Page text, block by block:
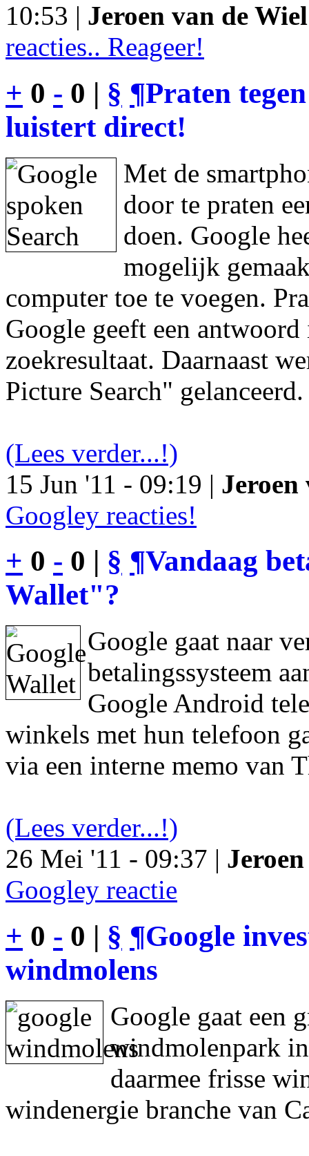
10:53 | Jeroen van de Wiel
reacties.. Reageer!
+ 0 - 0 | § ¶Praten
luistert direct!
Met de
door te praten
doen. Google
mogelijk
computer toe te voegen.
Google geeft een
zoekresultaat. Daarnaast
Picture Search" gelanceerd.
(Lees verder...!)
15 Jun '11 - 09:19 | Jeroen
Googley reacties!
+ 0 - 0 | § ¶Vandaag
Wallet"?
Google gaat naar
betalingssysteem
Google Android
winkels met hun telefoon
via een interne memo van
(Lees verder...!)
26 Mei '11 - 09:37 |
Googley reactie
+ 0 - 0 | § ¶Google
windmolens
Google gaat een
windmolenpark
daarmee frisse
windenergie branche van